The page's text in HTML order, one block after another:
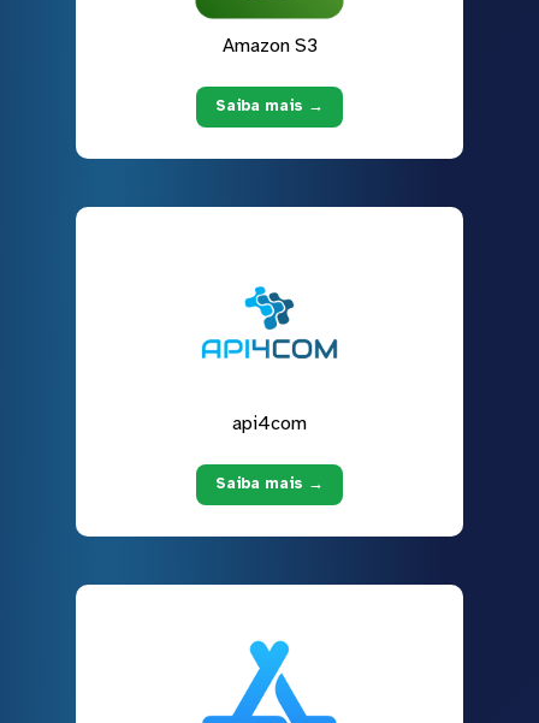
Amazon S3
Saiba mais →
api4com
Saiba mais →